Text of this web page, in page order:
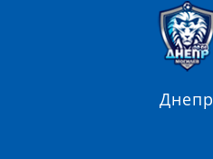
Днепр